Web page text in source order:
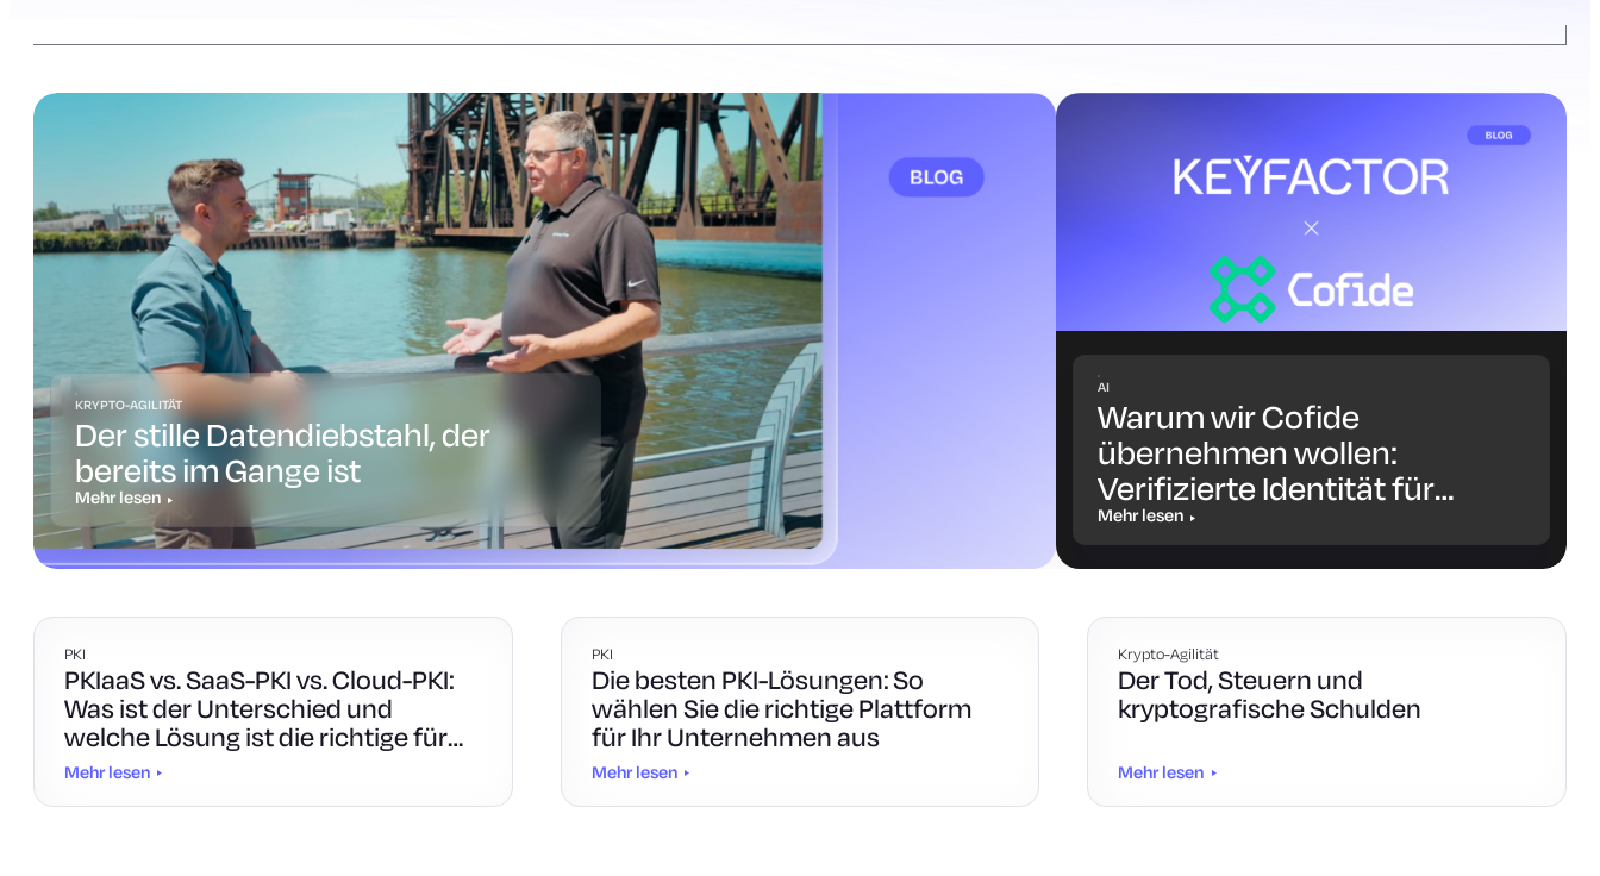
KRYPTO-AGILITÄT
Der stille Datendiebstahl, der
bereits im Gange ist
Mehr lesen
AI
Warum wir Cofide
übernehmen wollen:
Verifizierte Identität für
Workloads und KI-Agenten
Mehr lesen
PKI
PKIaaS vs. SaaS-PKI vs. Cloud-PKI:
Was ist der Unterschied und
welche Lösung ist die richtige für
Sie?
Mehr lesen
PKI
Die besten PKI-Lösungen: So
wählen Sie die richtige Plattform
für Ihr Unternehmen aus
Mehr lesen
Krypto-Agilität
Der Tod, Steuern und
kryptografische Schulden
Mehr lesen